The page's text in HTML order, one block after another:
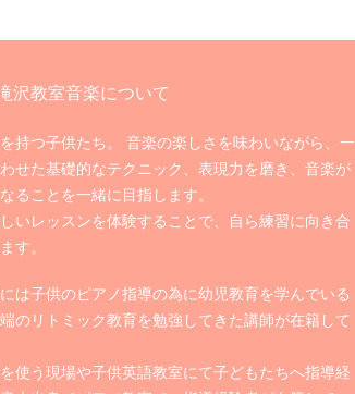
沢教室音楽について
持つ子供たち。 音楽の楽しさを味わいながら、一
せた基礎的なテクニック、表現力を磨き、音楽が
ることを一緒に目指します。
いレッスンを体験することで、自ら練習に向き合
す。
は子供のピアノ指導の為に幼児教育を学んでいる
のリトミック教育を勉強してきた講師が在籍して
使う現場や子供英語教室にて子どもたちへ指導経